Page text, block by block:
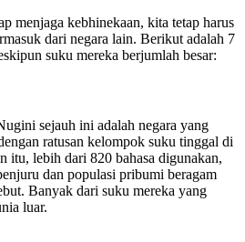
menjaga kebhinekaan, kita tetap harus
dari negara lain. Berikut adalah 7
suku mereka berjumlah besar:
sejauh ini adalah negara yang
ratusan kelompok suku tinggal di
itu, lebih dari 820 bahasa digunakan,
dan populasi pribumi beragam
Banyak dari suku mereka yang
luar.